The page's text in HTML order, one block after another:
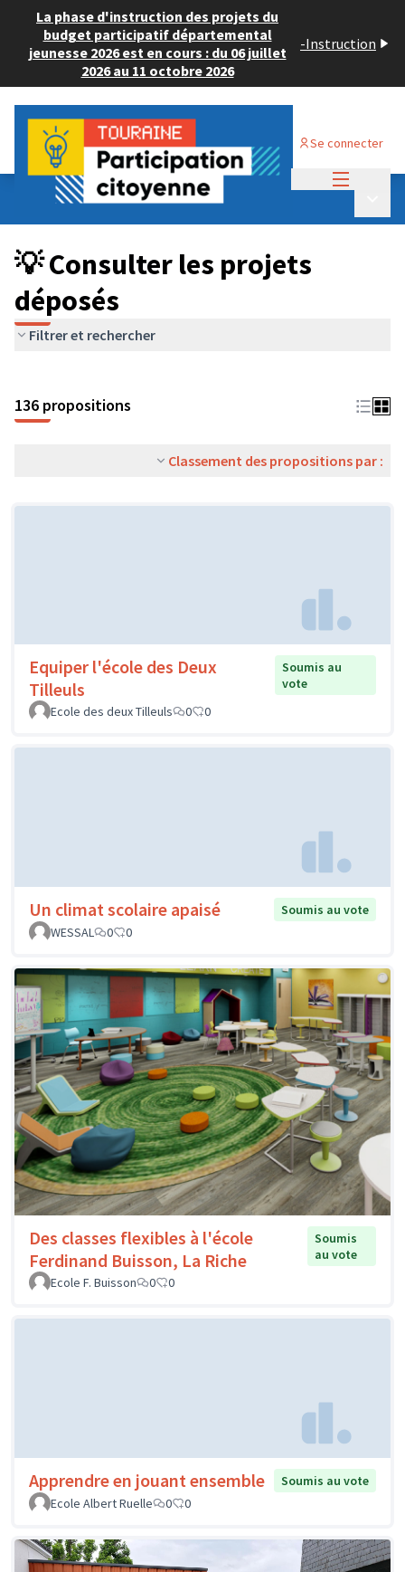
La phase d'instruction des projets du
budget participatif départemental
jeunesse 2026 est en cours : du 06 juillet
2026 au 11 octobre 2026
-Instruction
Se connecter
Budget Participatif JEUNESSE 2024
💡 Consulter les projets déposés
💡 Consulter les projets
déposés
Filtrer et rechercher
136 propositions
Classement des propositions par :
Equiper l'école des Deux
Tilleuls
Soumis au
vote
Ecole des deux Tilleuls
0 0
Un climat scolaire apaisé
Soumis au vote
WESSAL
0 0
Des classes flexibles à l'école
Ferdinand Buisson, La Riche
Soumis
au vote
Ecole F. Buisson
0 0
Apprendre en jouant ensemble
Soumis au vote
Ecole Albert Ruelle
0 0